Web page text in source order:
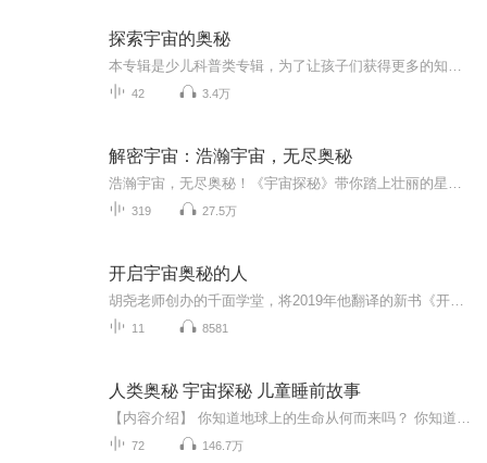
探索宇宙的奥秘
42 3.4万
解密宇宙：浩瀚宇宙，无尽奥秘
319 27.5万
开启宇宙奥秘的人
11 8581
人类奥秘 宇宙探秘 儿童睡前故事
72 146.7万